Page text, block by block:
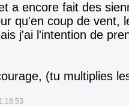
a encore fait des
qu'en coup de vent,
j'ai l'intention de
(tu multiplies